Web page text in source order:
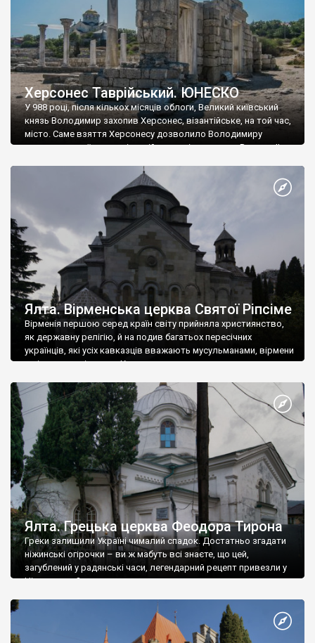
Херсонес Таврійський. ЮНЕСКО
У 988 році, після кількох місяців облоги, Великий київський
князь Володимир захопив Херсонес, візантійське, на той час,
місто. Саме взяття Херсонесу дозволило Володимиру
диктувати свої умови візантійському імператору Василю ІІ, та
Херсонесі Володимир-язичник, став Василем-християнином.
А потім було Хрещення Русі. На честь Херсонесу Таврійського
Ялта. Вірменська церква Святої Ріпсіме
Вірменія першою серед країн світу прийняла християнство,
як державну релігію, й на подив багатьох пересічних
українців, які усіх кавказців вважають мусульманами, вірмени
є відданими вірянами Христа
Ялта. Грецька церква Феодора Тирона
Греки залишили Україні чималий спадок. Достатньо згадати
ніжинські огірочки – ви ж мабуть всі знаєте, що цей,
загублений у радянські часи, легендарний рецепт привезли у
Ніжин греки?